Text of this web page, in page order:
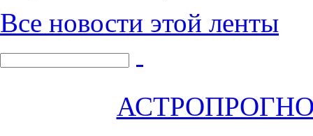
Все новости этой ленты